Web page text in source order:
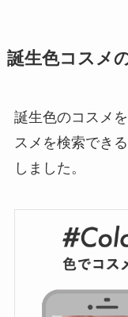
誕生色コスメ
誕生色のコスメ
スメを検索できる
しました。